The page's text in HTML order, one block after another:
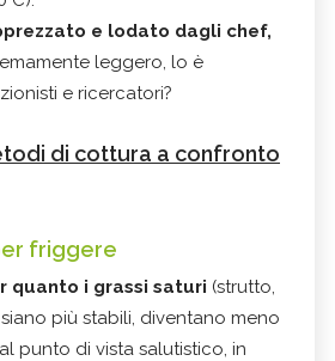
e lodato dagli chef,
leggero, lo è
e ricercatori?
di cottura a confronto
friggere
quanto i grassi saturi (strutto,
più stabili, diventano meno
punto di vista salutistico, in